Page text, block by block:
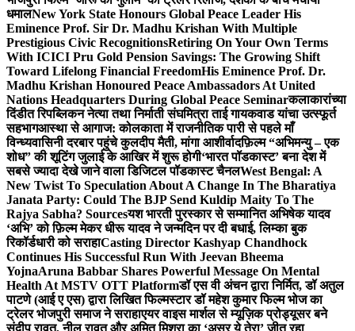
धमालNew York State Honours Global Peace Leader His
Eminence Prof. Sir Dr. Madhu Krishan With Multiple
Prestigious Civic RecognitionsRetiring On Your Own Terms
With ICICI Pru Gold Pension Savings: The Growing Shift
Toward Lifelong Financial FreedomHis Eminence Prof. Dr.
Madhu Krishan Honoured Peace Ambassadors At United
Nations Headquarters During Global Peace Seminarकलाकारांच्या
दिंडीत रिपब्लिकन नेत्या तथा निर्माती संघमित्रा ताई गायकवाड यांचा उत्स्फूर्त
सहभागआस्था से आगाज: कोलकाता में राजनीतिक पारी से पहले माँ
विन्ध्यवासिनी दरबार पहुंचे कुलदीप मैती, मांगा आशीर्वादफ़िल्म “अभिमन्यु – एक
शोध” की शूटिंग जुलाई के आखिर में शुरू होगी‘भारत पॉडकास्ट’ बना देश में
सबसे ज्यादा देखे जाने वाला डिजिटल पॉडकास्ट चैनलWest Bengal: A
New Twist To Speculation About A Change In The Bharatiya
Janata Party: Could The BJP Send Kuldip Maity To The
Rajya Sabha? Sourcesयश भारती पुरस्कार से सम्मानित अभिषेक यादव
‘अभि’ को फ़िल्म मेकर धीरू यादव ने जन्मदिन पर दी बधाई, लिम्का बुक
रिकॉर्डधारी को सराहाCasting Director Kashyap Chandhock
Continues His Successful Run With Jeevan Bheema
YojnaAruna Babbar Shares Powerful Message On Mental
Health At MSTV OTT Platformडॉ एस वी अंचन द्वारा निर्मित, डॉ अतुल
पाटणे (आई ए एस) द्वारा लिखित फिल्मस्टार डॉ महेश कुमार फिल्म भोज का
ट्रेलर भोजपुरी समाज ने सराहाएयर वाइस मार्शल से म्यूज़िक प्रोड्यूसर बने
संदीप रावत, नीलू रावत और अमित मिश्रा का ‘असर ये तेरा’ जीत रहा